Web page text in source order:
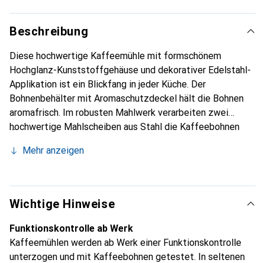
Beschreibung
Diese hochwertige Kaffeemühle mit formschönem
Hochglanz-Kunststoffgehäuse und dekorativer Edelstahl-
Applikation ist ein Blickfang in jeder Küche. Der
Bohnenbehälter mit Aromaschutzdeckel hält die Bohnen
aromafrisch. Im robusten Mahlwerk verarbeiten zwei
hochwertige Mahlscheiben aus Stahl die Kaffeebohnen
von grob bis ganz fein eingestellt werden kann. Über einen
Tassen) gewählt. Der abnehmbare Pulverauffangbehälter
sorgt für eine leichte Entnahme des gemahlenen Kaffees
und der herausnehmbare Mahlstempel für die einfache
Reinigung. Die praktische Kabelaufwicklung für nicht
benötigtes Kabel rundet die angenehm einfache und
sichere Handhabung des Gerätes ab.
Mehr anzeigen
Wichtige Hinweise
Funktionskontrolle ab Werk
Kaffeemühlen werden ab Werk einer Funktionskontrolle
unterzogen und mit Kaffeebohnen getestet. In seltenen